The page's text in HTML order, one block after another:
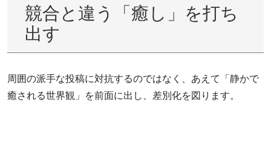
競合と違う「癒し」を打ち
出す
周囲の派手な投稿に対抗するのではなく、あえて「静かで
癒される世界観」を前面に出し、差別化を図ります。